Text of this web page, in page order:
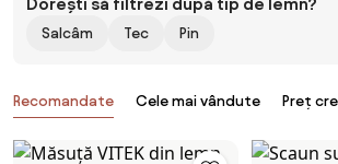
Dorești să filtrezi după tip de lemn?
Salcâm Tec Pin
Produse
Recomandate Cele mai vândute Preț